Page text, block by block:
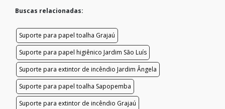
Buscas relacionadas:
Suporte para papel toalha Grajaú
Suporte para papel higiênico Jardim São Luís
Suporte para extintor de incêndio Jardim Ângela
Suporte para papel toalha Sapopemba
Suporte para extintor de incêndio Grajaú